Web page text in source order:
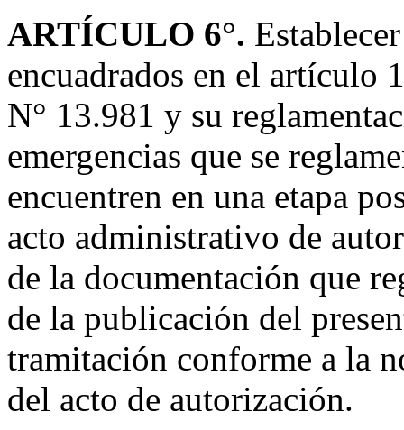
ARTÍCULO 6°.
encuadrados en el artículo
N° 13.981 y su
emergencias que se
encuentren en una etapa
acto administrativo de
de la documentación que
de la publicación del
tramitación conforme a la
del acto de autorización.